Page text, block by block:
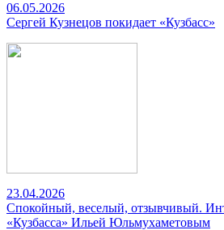
06.05.2026
Сергей Кузнецов покидает «Кузбасс»
23.04.2026
Спокойный, веселый, отзывчивый.
«Кузбасса» Ильей Юльмухаметовым